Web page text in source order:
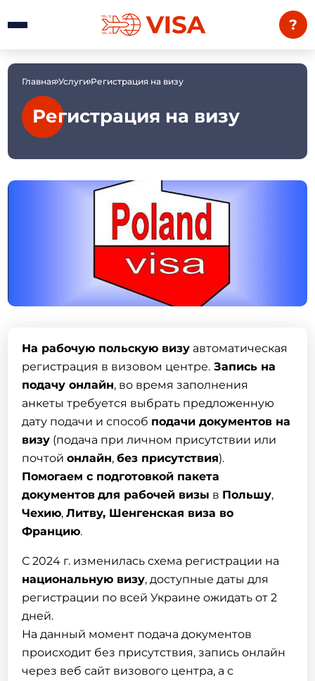
?
Главная Услуги Регистрация на визу
Регистрация на визу
На рабочую польскую визу автоматическая
регистрация в визовом центре. Запись на
подачу онлайн, во время заполнения
анкеты требуется выбрать предложенную
дату подачи и способ подачи документов на
визу (подача при личном присутствии или
почтойонлайн,без присутствия).
Помогаем с подготовкой пакета
документов для рабочей визы в Польшу,
Чехию,Литву, Шенгенская виза во
Францию.
С 2024 г. изменилась схема регистрации на
национальную визу, доступные даты для
регистрации по всей Украине ожидать от 2
дней.
На данный момент подача документов
происходит без присутствия, запись онлайн
через веб сайт визового центра, а с